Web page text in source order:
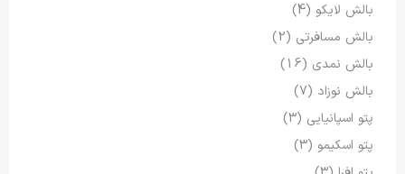
بالش لایکو (4)
بالش مسافرتی (2)
بالش نمدی (16)
بالش نوزاد (7)
پتو اسپانیایی (3)
پتو اسکیمو (3)